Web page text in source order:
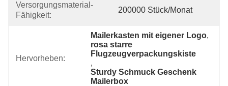
Versorgungsmaterial-
Fähigkeit:
200000 Stück/Monat
Hervorheben:
Mailerkasten mit eigener Logo,
rosa starre
Flugzeugverpackungskiste
,
Sturdy Schmuck Geschenk
Mailerbox